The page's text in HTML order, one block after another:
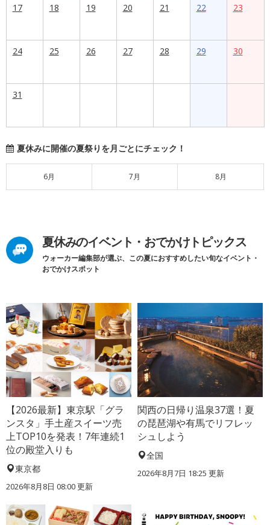
17
18 19 20 21 22 23
24 25 26 27 28 29 30
31
夏休みに開催の夏祭りを月ごとにチェック！
6月 7月 8月
夏休みのイベント・おでかけトピックス
ウォーカー編集部が選ぶ、この夏におすすめしたい旬なイベント・
おでかけスポット
【2026最新】東京駅「グラ
ンスタ」手土産スイーツ売
上TOP10を発表！7年連続1
位の殿堂入りも
東京都
2026年8月8日 08:00更新
関西の日帰り温泉37選！夏
の琵琶湖や有馬でリフレッ
シュしよう
全国
2026年8月7日 18:25 更新